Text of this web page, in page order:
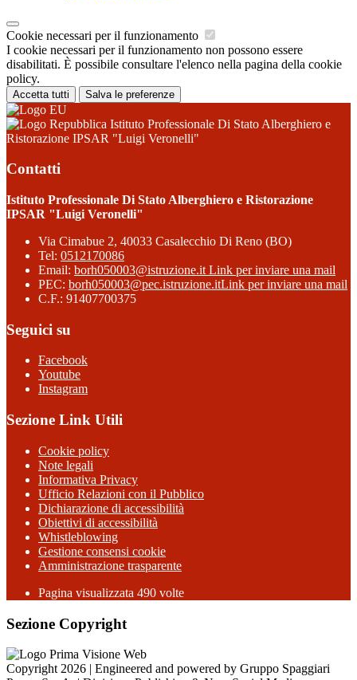
Cookie necessari per il funzionamento
I cookie necessari per il funzionamento non possono essere
disabilitati. È possibile consultare l'elenco nella pagina della cookie
policy.
Accetta tutti Salva le preferenze
Istituto Professionale Di Stato Alberghiero e
Ristorazione IPSAR "Luigi Veronelli"
Contatti
Istituto Professionale Di Stato Alberghiero e Ristorazione
IPSAR "Luigi Veronelli"
Via Cimabue 2, 40033 Casalecchio Di Reno (BO)
Tel: 0512170086
Email: borh050003@istruzione.it Link per inviare una mail
PEC: borh050003@pec.istruzione.itLink per inviare una mail
C.F.: 91407700375
Seguici su
Facebook
Youtube
Instagram
Sezione Link Utili
Cookie policy
Note legali
Informativa Privacy
Ufficio Relazioni con il Pubblico
Dichiarazione di accessibilità
Obiettivi di accessibilità
Whistleblowing
Gestione consensi cookie
Amministrazione trasparente
Pagina visualizzata 490 volte
Sezione Copyright
Copyright 2026 | Engineered and powered by Gruppo Spaggiari